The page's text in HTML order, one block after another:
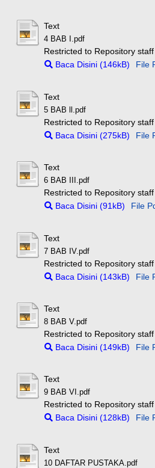
Text
4 BAB I.pdf
Restricted to Repository
Baca Disini (146kB)
File
Text
5 BAB ll.pdf
Restricted to Repository
Baca Disini (275kB)
File
Text
6 BAB III.pdf
Restricted to Repository
Baca Disini (91kB)
File
Text
7 BAB IV.pdf
Restricted to Repository
Baca Disini (143kB)
File
Text
8 BAB V.pdf
Restricted to Repository
Baca Disini (149kB)
File
Text
9 BAB VI.pdf
Restricted to Repository
Baca Disini (128kB)
File
Text
10 DAFTAR PUSTAKA.pdf